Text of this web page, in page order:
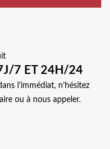
7 ET 24H/24
l’immédiat, n’hésitez
ou à nous appeler.